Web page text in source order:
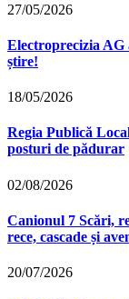
27/05/2026
Electroprecizia AG
știre!
18/05/2026
Regia Publică
posturi de pădurar
02/08/2026
Canionul 7 Scări,
rece, cascade și
20/07/2026